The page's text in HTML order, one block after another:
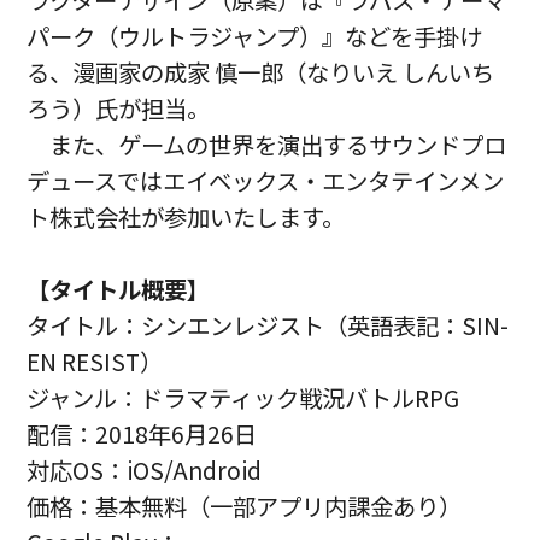
パーク（ウルトラジャンプ）』などを手掛け
る、漫画家の成家 慎一郎（なりいえ しんいち
ろう）氏が担当。
また、ゲームの世界を演出するサウンドプロ
デュースではエイベックス・エンタテインメン
ト株式会社が参加いたします。
【タイトル概要】
タイトル：シンエンレジスト（英語表記：SIN-
EN RESIST）
ジャンル：ドラマティック戦況バトルRPG
配信：2018年6月26日
対応OS：iOS/Android
価格：基本無料（一部アプリ内課金あり）